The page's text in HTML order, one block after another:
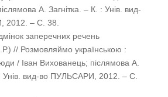
А. Загнітка. – К. : Унів. вид-
2012. – С. 38.
заперечних речень
// Розмовляймо українською :
/ Іван Вихованець; післямова А.
: Унів. вид-во ПУЛЬСАРИ, 2012. – С.